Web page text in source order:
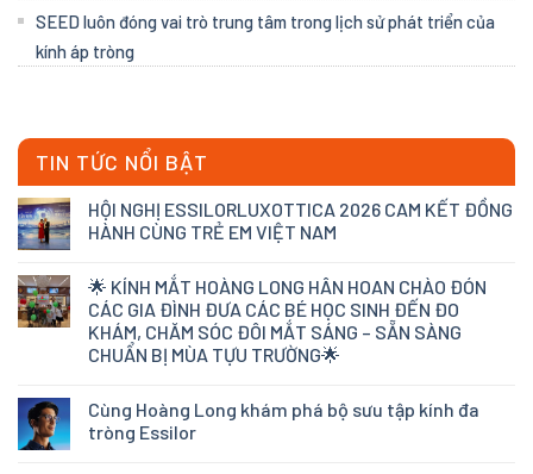
SEED luôn đóng vai trò trung tâm trong lịch sử phát triển của
kính áp tròng
TIN TỨC NỔI BẬT
HỘI NGHỊ ESSILORLUXOTTICA 2026 CAM KẾT ĐỒNG
HÀNH CÙNG TRẺ EM VIỆT NAM
🌟 KÍNH MẮT HOÀNG LONG HÂN HOAN CHÀO ĐÓN
CÁC GIA ĐÌNH ĐƯA CÁC BÉ HỌC SINH ĐẾN ĐO
KHÁM, CHĂM SÓC ĐÔI MẮT SÁNG – SẴN SÀNG
CHUẨN BỊ MÙA TỰU TRƯỜNG🌟
Cùng Hoàng Long khám phá bộ sưu tập kính đa
tròng Essilor